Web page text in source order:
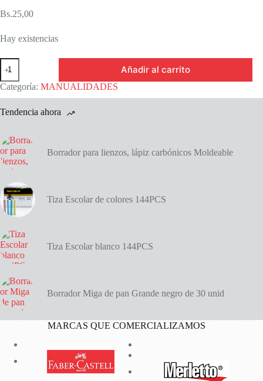
Bs.25,00
Hay existencias
Aguja
Roma
de
plastco
50
Añadir al carrito
Categoría: MANUALIDADES
Tendencia ahora
Borrador para lienzos, lápiz carbónicos Moldeable
Tiza Escolar de colores 144PCS
Tiza Escolar blanco 144PCS
Borrador Miga de pan Grande negro de 30 unid
MARCAS QUE COMERCIALIZAMOS